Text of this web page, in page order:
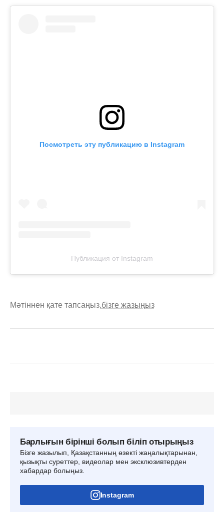
Посмотреть эту публикацию в Instagram
Публикация от Instagram
Мәтіннен қате тапсаңыз,бізге жазыңыз
Барлығын бірінші болып біліп отырыңыз
Бізге жазылып, Қазақстанның өзекті жаңалықтарынан,
қызықты суреттер, видеолар мен эксклюзивтерден
хабардар болыңыз.
Instagram